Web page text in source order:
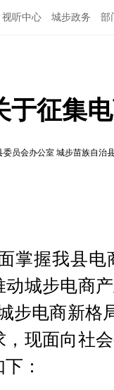
视听中心 城步政务 部
于征集
委员会办公室 城步苗族自治
掌握我县
动城步电商
城步电商新
，现面向社
：